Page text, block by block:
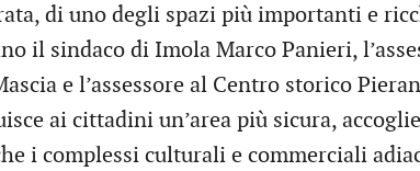
di uno degli spazi più importanti e
il sindaco di Imola Marco Panieri,
e l’assessore al Centro storico
ai cittadini un’area più sicura,
i complessi culturali e commerciali